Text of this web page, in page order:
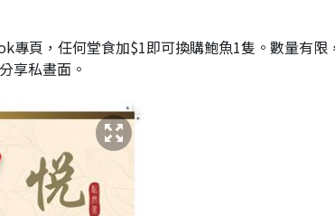
專頁，任何堂食加$1即可換購鮑魚1隻。數量有限
享私晝面。